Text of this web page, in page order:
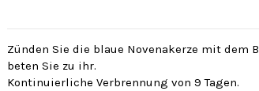
Zünden Sie die blaue Novenakerze mit
beten Sie zu ihr.
Kontinuierliche Verbrennung von 9 Tagen.